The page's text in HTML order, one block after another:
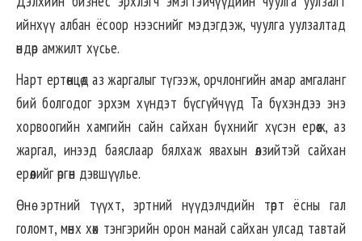
ийнхүү албан ёсоор нээснийг мэдэгдэж, чуулга уулзалтад
өндөр амжилт хүсье.
Нарт ертөнцөд аз жаргалыг түгээж, орчлонгийн амар амгаланг
бий болгодог эрхэм хүндэт бүсгүйчүүд Та бүхэндээ энэ
хорвоогийн хамгийн сайн сайхан бүхнийг хүсэн ерөөж, аз
жаргал, инээд баяслаар бялхаж явахын өлзийтэй сайхан
ерөөлийг өргөн дэвшүүлье.
Өнө эртний түүхт, эртний нүүдэлчдийн төрт ёсны гал
голомт, мөнх хөх тэнгэрийн орон манай сайхан улсад тавтай